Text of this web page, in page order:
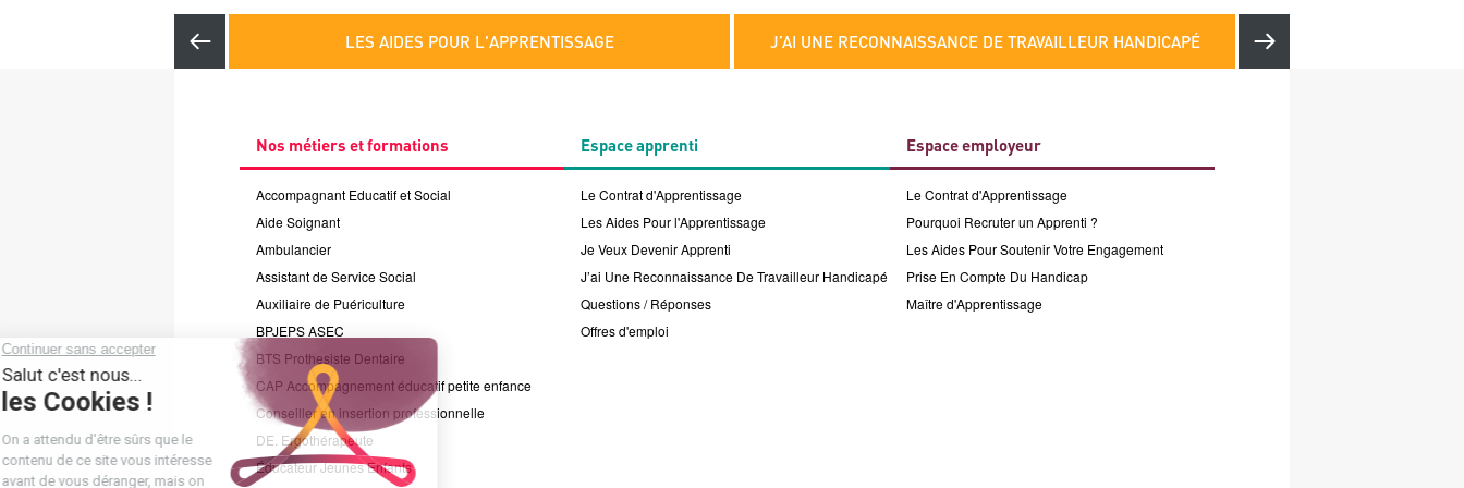
Page précédente
LES AIDES POUR L'APPRENTISSAGE J’AI UNE RECONNAISSANCE DE TRAVAILLEUR HANDICAPÉ
principal
Nos métiers et formations
Accompagnant Educatif et Social
Aide Soignant
Ambulancier
Assistant de Service Social
Auxiliaire de Puériculture
BPJEPS ASEC
BTS Prothesiste Dentaire
CAP Accompagnement éducatif petite enfance
Conseiller en insertion professionnelle
DE. Ergothérapeute
Éducateur Jeunes Enfants
Espace apprenti
Le Contrat d'Apprentissage
Les Aides Pour l'Apprentissage
Je Veux Devenir Apprenti
J’ai Une Reconnaissance De Travailleur Handicapé
Questions / Réponses
Offres d'emploi
Espace employeur
Le Contrat d'Apprentissage
Pourquoi Recruter un Apprenti ?
Les Aides Pour Soutenir Votre Engagement
Prise En Compte Du Handicap
Maître d'Apprentissage